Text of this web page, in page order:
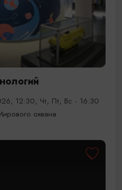
12:30, Чт, Пт, Вс - 16:30
океана